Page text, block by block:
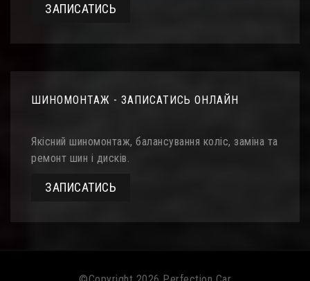
ЗАПИСАТИСЬ
ШИНОМОНТАЖ - ЗАПИСАТИСЬ ОНЛАЙН
Якісний шиномонтаж, балансування коліс, заміна та
ремонт шин і дисків.
ЗАПИСАТИСЬ